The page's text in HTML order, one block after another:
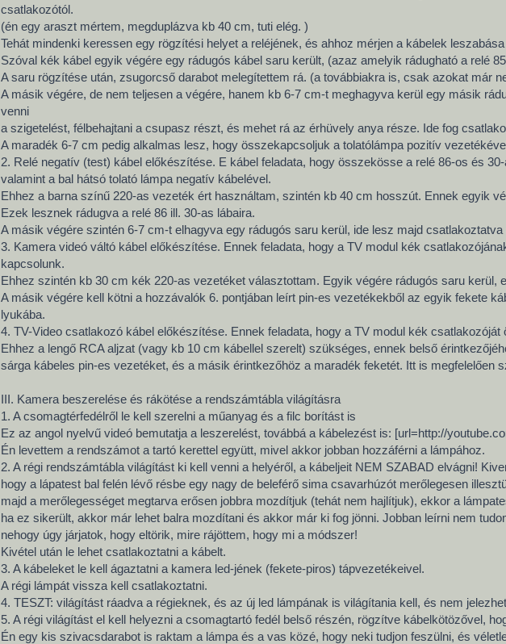
csatlakozótól.
(én egy araszt mértem, megduplázva kb 40 cm, tuti elég. )
Tehát mindenki keressen egy rögzítési helyet a reléjének, és ahhoz mérjen a kábelek leszabása
Szóval kék kábel egyik végére egy rádugós kábel saru került, (azaz amelyik rádugható a relé
A saru rögzítése után, zsugorcső darabot melegítettem rá. (a továbbiakra is, csak azokat már
A másik végére, de nem teljesen a végére, hanem kb 6-7 cm-t meghagyva kerül egy másik
venni
a szigetelést, félbehajtani a csupasz részt, és mehet rá az érhüvely anya része. Ide fog
A maradék 6-7 cm pedig alkalmas lesz, hogy összekapcsoljuk a tolatólámpa pozitív
2. Relé negatív (test) kábel előkészítése. E kábel feladata, hogy összekösse a relé 86-os és
valamint a bal hátsó tolató lámpa negatív kábelével.
Ehhez a barna színű 220-as vezeték ért használtam, szintén kb 40 cm hosszút. Ennek egyik
Ezek lesznek rádugva a relé 86 ill. 30-as lábaira.
A másik végére szintén 6-7 cm-t elhagyva egy rádugós saru kerül, ide lesz majd
3. Kamera videó váltó kábel előkészítése. Ennek feladata, hogy a TV modul kék
kapcsolunk.
Ehhez szintén kb 30 cm kék 220-as vezetéket választottam. Egyik végére rádugós saru kerül,
A másik végére kell kötni a hozzávalók 6. pontjában leírt pin-es vezetékekből az egyik fekete
lyukába.
4. TV-Video csatlakozó kábel előkészítése. Ennek feladata, hogy a TV modul kék
Ehhez a lengő RCA aljzat (vagy kb 10 cm kábellel szerelt) szükséges, ennek belső
sárga kábeles pin-es vezetéket, és a másik érintkezőhöz a maradék feketét. Itt is megfelelően
III. Kamera beszerelése és rákötése a rendszámtábla világításra
1. A csomagtérfedélről le kell szerelni a műanyag és a filc borítást is
Ez az angol nyelvű videó bemutatja a leszerelést, továbbá a kábelezést is: [url=http://
Én levettem a rendszámot a tartó kerettel együtt, mivel akkor jobban hozzáférni a lámpához.
2. A régi rendszámtábla világítást ki kell venni a helyéről, a kábeljeit NEM SZABAD elvágni!
hogy a lápatest bal felén lévő résbe egy nagy de beleférő sima csavarhúzót merőlegesen
majd a merőlegességet megtarva erősen jobbra mozdítjuk (tehát nem hajlítjuk), ekkor a
ha ez sikerült, akkor már lehet balra mozdítani és akkor már ki fog jönni. Jobban leírni nem
nehogy úgy járjatok, hogy eltörik, mire rájöttem, hogy mi a módszer!
Kivétel után le lehet csatlakoztatni a kábelt.
3. A kábeleket le kell ágaztatni a kamera led-jének (fekete-piros) tápvezetékeivel.
A régi lámpát vissza kell csatlakoztatni.
4. TESZT: világítást ráadva a régieknek, és az új led lámpának is világítania kell, és nem
5. A régi világítást el kell helyezni a csomagtartó fedél belső részén, rögzítve kábelkötözővel,
Én egy kis szivacsdarabot is raktam a lámpa és a vas közé, hogy neki tudjon feszülni, és